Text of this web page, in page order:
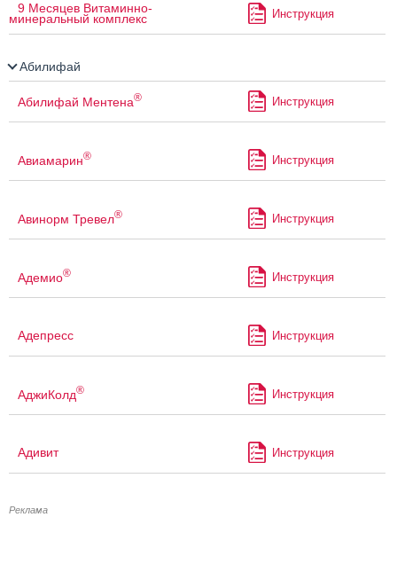
9 Месяцев Витаминно-
минеральный комплекс Инструкция
Абилифай
Абилифай Ментена® Инструкция
Авиамарин® Инструкция
Авинорм Тревел® Инструкция
Адемио® Инструкция
Адепресс Инструкция
АджиКолд® Инструкция
Адивит Инструкция
Реклама